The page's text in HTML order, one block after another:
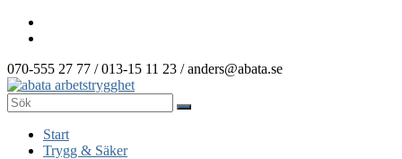
Hoppa
070-555 27 77 / 013-15 11 23 / anders@abata.se
abata
arbetstrygghet
Meny
Start
Trygg & Säker